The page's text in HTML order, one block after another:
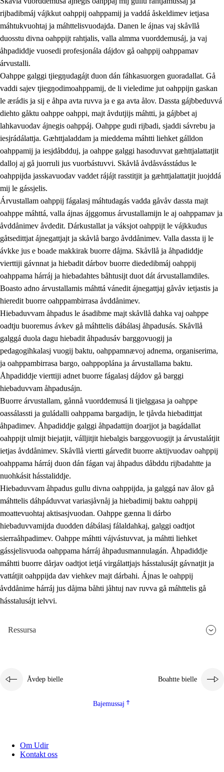
3.2 Åhpadibme ja hiebadum åhpadus
3.3 Aktisasjbarggo sijda ja skåvlå gaskan
3.4 Åhpadus åhpadusvidnudagán ja barggoiellemin
3.5 Profesjåvnåaktisasjvuohta ja skåvllååvddånibme
rijbadibmáj vájkkut oahppij oahppamij ja vaddá åskeldimev ietjasa
máhtukvuohtaj ja máhttelisvuodajda. Danen le ájnas vaj skåvllå
duosstu divna oahppijt rahtjalis, valla almma vuorddemusáj, ja vaj
åhpadiddje vuosedi profesjonála dájdov gå oahppij oahppamav
árvustalli.
Oahppe galggi tjiegŋudagájt duon dán fáhkasuorgen guoradallat. Gå
vaddi sajev tjiegŋodimoahppamij, de li vieledime jut oahppijn gaskan
le ærádis ja sij e åhpa avta ruvva ja e ga avta ålov. Dassta gájbbeduvvá
diehto gåktu oahppe oahppi, majt åvdutjijs máhtti, ja gájbbet aj
lahkavuodav ájnegis oahppáj. Oahppe gudi rijbadi, sjaddi sávrebu ja
iesjrádálattja. Gæhttjaladdam ja mieddema máhtti liehket gálldon
oahppamij ja iesjdåbdduj, ja oahppe galggi hasoduvvat gæhttjalattatjit
dalloj aj gå juorruli jus vuorbástuvvi. Skåvlå åvdåsvásstádus le
oahppijda jasskavuodav vaddet rájájt rasstitjit ja gæhttjalattatjit juojddá
mij le gássjelis.
Árvustallam oahppij fágalasj máhtudagás vadda gåvåv dassta majt
oahppe máhttá, valla ájnas ájggomus árvustallamijn le aj oahppamav ja
åvddånimev åvdedit. Dárkustallat ja váksjot oahppijt le vájkkudus
gåtsedittjat ájnegattjajt ja skåvlå bargo åvddånimev. Valla dassta ij le
ávkke jus e boade makkirak buorre dåjma. Skåvllå ja åhpadiddje
vierttiji gávnnat ja hiebadit dárbov buorre diededibmáj oahppij
oahppama hárráj ja hiebadahtes båhtusijt duot dát árvustallamdiles.
Boasto adno árvustallamis máhttá vánedit ájnegattjaj gåvåv ietjastis ja
hieredit buorre oahppambirrasa åvddånimev.
Hiebaduvvam åhpadus le ásadibme majt skåvllå dahka vaj oahppe
oadtju buoremus ávkev gå máhttelis dábálasj åhpadusás. Skåvllå
galggá duola dagu hiebadit åhpadusáv barggovuogij ja
pedagogihkalasj vuogij baktu, oahppamnævoj adnema, organiserima,
ja oahppambirrasa bargo, oahppoplána ja árvustallama baktu.
Åhpadiddje vierttiji adnet buorre fágalasj dájdov gå barggi
hiebaduvvam åhpadusájn.
Buorre árvustallam, gånnå vuorddemusá li tjielggasa ja oahppe
oassálassti ja guládalli oahppama bargadijn, le tjåvda hiebadittjat
åhpadimev. Åhpadiddje galggi åhpadattijn doarjjot ja bagádallat
oahppijt ulmijt biejatjit, válljitjit hiebalgis barggovuogijt ja árvustalátjit
ietjas åvddånimev. Skåvllå viertti gárvedit buorre aktijvuodav oahppij
oahppama hárráj duon dán fágan vaj åhpadus dåbddu rijbadahtte ja
nuohkásit hásstaliddje.
Hiebaduvvam åhpadus gullu divna oahppijda, ja galggá nav ålov gå
máhttelis dáhpáduvvat variasjåvnåj ja hiebadimij baktu oahppij
moattevuohtaj aktisasjvuodan. Oahppe gænna li dárbo
hiebaduvvamijda duodden dábálasj fálaldahkaj, galggi oadtjot
sierraåhpadimev. Oahppe máhtti vájvástuvvat, ja máhtti liehket
gássjelisvuoda oahppama hárráj åhpadusmannulagán. Åhpadiddje
máhtti buorre dårjav oadtjot ietjá virgálattjajs hásstalusájt gávnatjit ja
vattátjit oahppijda dav viehkev majt dárbahi. Ájnas le oahppij
åvddånime hárráj jus dåjma båhti jåhtuj nav ruvva gå máhttelis gå
hásstalusájt ielvvi.
Ressursa
Åvdep bielle Boahtte bielle
Bajemussaj
Om Udir
Kontakt oss